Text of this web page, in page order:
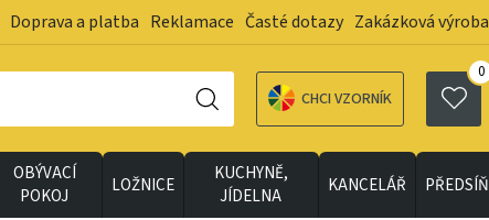
Doprava a platba Reklamace Časté dotazy Zakázková výroba
CHCI VZORNÍK
0
OBÝVACÍ
POKOJ
LOŽNICE
KUCHYNĚ,
JÍDELNA
KANCELÁŘ PŘEDSÍŇ